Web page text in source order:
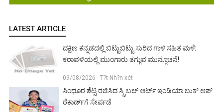
LATEST ARTICLE
ದಕ್ಷಿಣ ಕನ್ನಡದಲ್ಲಿ ಬಿಟ್ಟುಬಿಟ್ಟು ಸುರಿದ ಗಾಳಿ ಸಹಿತ ಮಳೆ:
ಕರಾವಳಿಯಲ್ಲಿ ಮುಂಗಾರು ತಗ್ಗುವ ಮುನ್ಸೂಚನೆ!
09/08/2026 - T?t Nh?n xét
ಸಿಂಧೂರ ಶೆಟ್ಟಿ ರಚಿಸಿದ ಸ್ಕ್ರಿಬಲ್ ಆರ್ಟ್ ಇಂಡಿಯಾ ಬುಕ್ ಆಪ್
ರೆಕಾರ್ಡ್‌ಗೆ ಸೇರ್ಪಡೆ